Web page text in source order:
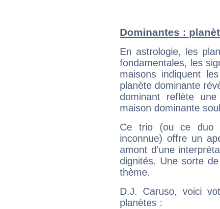
Dominantes :
En astrologie, les
fondamentales, les
maisons indiquent
planète dominante
dominant reflète
maison dominante
Ce trio (ou ce duo
inconnue) offre un
amont d'une
dignités. Une sorte
thème.
D.J. Caruso, voici
planètes :